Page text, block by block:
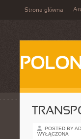
Strona główna
POSTED BY
WYŁĄCZONA